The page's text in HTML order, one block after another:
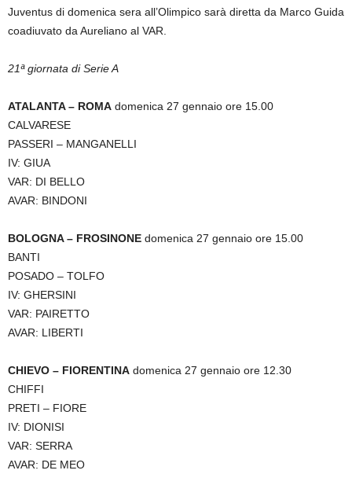
Juventus di domenica sera all’Olimpico sarà diretta da Marco Guida
coadiuvato da Aureliano al VAR.
21ª giornata di Serie A
ATALANTA – ROMA domenica 27 gennaio ore 15.00
CALVARESE
PASSERI – MANGANELLI
IV: GIUA
VAR: DI BELLO
AVAR: BINDONI
BOLOGNA – FROSINONE domenica 27 gennaio ore 15.00
BANTI
POSADO – TOLFO
IV: GHERSINI
VAR: PAIRETTO
AVAR: LIBERTI
CHIEVO – FIORENTINA domenica 27 gennaio ore 12.30
CHIFFI
PRETI – FIORE
IV: DIONISI
VAR: SERRA
AVAR: DE MEO